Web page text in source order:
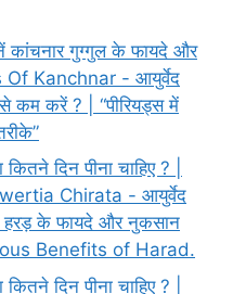
कांचनार गुग्गुल के फायदे और
Kanchnar - आयुर्वेद
कम करें ? | “पीरियड्स में
दिन पीना चाहिए ? |
Chirata - आयुर्वेद
हरड़ के फायदे और नुकसान
Benefits of Harad.
दिन पीना चाहिए ? |